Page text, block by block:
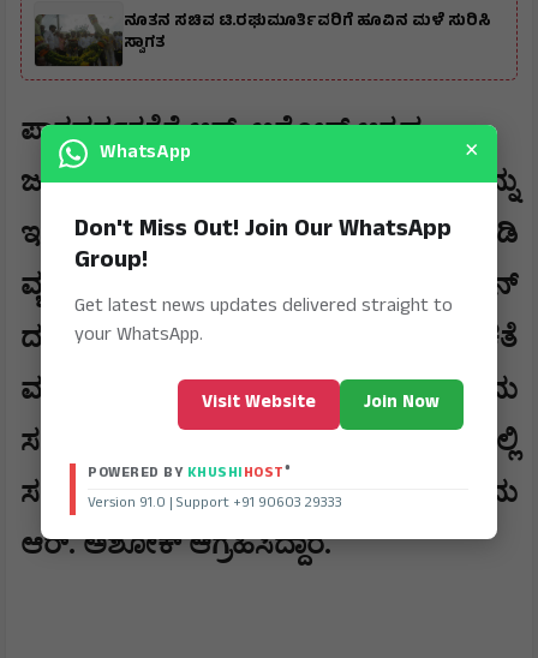
ನೂತನ ಸಚಿವ ಟಿ.ರಘುಮೂರ್ತಿವರಿಗೆ ಹೂವಿನ ಮಳೆ ಸುರಿಸಿ
ಸ್ವಾಗತ
​ಪಾರದರ್ಶಕತೆಗೆ ಆರ್. ಅಶೋಕ್ ಆಗ್ರಹ:
​ಜನರ ಕಷ್ಟದ ದುಡಿಮೆಯ ತೆರಿಗೆ ಹಣವನ್ನು
ಇಂತಹ ಕಳಪೆ ಕಾಮಗಾರಿಗಳಿಗೆ ವ್ಯಯ ಮಾಡಿ
ವ್ಯರ್ಥ ಮಾಡುತ್ತಿರುವುದು ಖಂಡನೀಯ. ಕಮಿಷನ್
ದಂದೆಯನ್ನು ನಿಲ್ಲಿಸಿ
ಜನರಿಗೆ ಪಾರದರ್ಶಕತೆ
ಮತ್ತು ಗುಣಮಟ್ಟದ ಆಡಳಿತವನ್ನು ನೀಡುವುದು
ಸರ್ಕಾರದ ಜವಾಬ್ದಾರಿಯಾಗಿದೆ. ಈ ನಿಟ್ಟಿನಲ್ಲಿ
ಸರ್ಕಾರ ತಕ್ಷಣವೇ ಎಚ್ಚೆತ್ತುಕೊಳ್ಳಬೇಕು ಎಂದು
ಆರ್. ಅಶೋಕ್ ಆಗ್ರಹಿಸಿದ್ದಾರೆ.
WhatsApp ×
Don't Miss Out! Join Our WhatsApp
Group!
Get latest news updates delivered straight to
your WhatsApp.
Visit Website Join Now
POWERED BY KHUSHIHOST®
Version 91.0 | Support +91 90603 29333